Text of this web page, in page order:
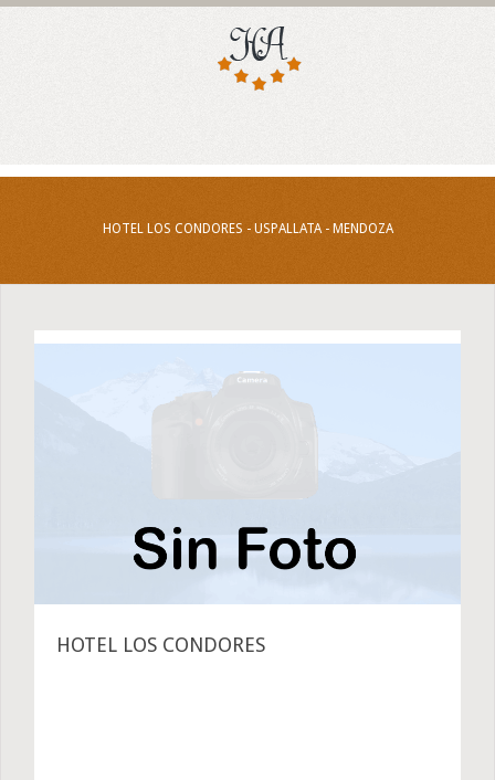
HOTEL LOS CONDORES - USPALLATA - MENDOZA
HOTEL LOS CONDORES